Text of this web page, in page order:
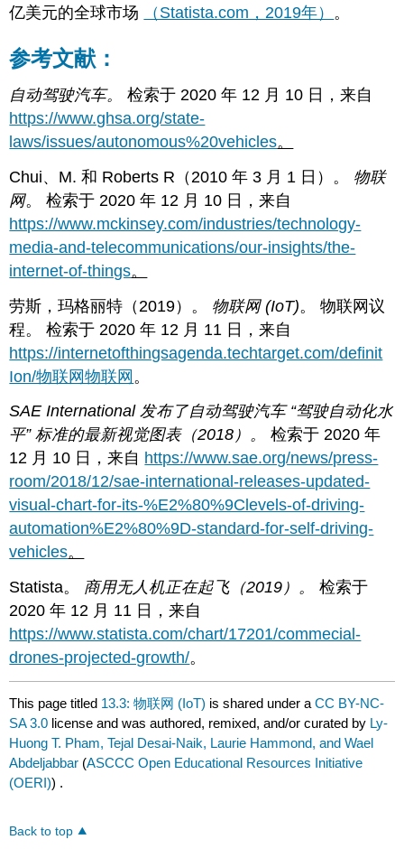
亿美元的全球市场
（Statista.com，2019年） 。
参考文献：
自动驾驶汽车。检索于 2020 年 12 月 10 日，来自
https://www.ghsa.org/state-
laws/issues/autonomous%20vehicles。
Chui、M. 和 Roberts R（2010 年 3 月 1 日）。 物联
网。 检索于 2020 年 12 月 10 日，来自
https://www.mckinsey.com/industries/technology-
media-and-telecommunications/our-insights/the-
internet-of-things。
劳斯，玛格丽特（2019）。 物联网 (IoT)。 物联网议
程。 检索于 2020 年 12 月 11 日，来自
https://internetofthingsagenda.techtarget.com/definit
Ion/物联网物联网 。
SAE International 发布了自动驾驶汽车 “驾驶自动化水
平” 标准的最新视觉图表（2018）。检索于 2020 年
12 月 10 日，来自 https://www.sae.org/news/press-
room/2018/12/sae-international-releases-updated-
visual-chart-for-its-%E2%80%9Clevels-of-driving-
automation%E2%80%9D-standard-for-self-driving-
vehicles。
Statista。 商用无人机正在起飞（2019）。检索于
2020 年 12 月 11 日，来自
https://www.statista.com/chart/17201/commecial-
drones-projected-growth/。
This page titled 13.3: 物联网 (IoT) is shared under aCC BY-NC-
SA 3.0 license and was authored, remixed, and/or curated by Ly-
Huong T. Pham, Tejal Desai-Naik, Laurie Hammond, and Wael
Abdeljabbar (ASCCC Open Educational Resources Initiative
(OERI)) .
Back to top